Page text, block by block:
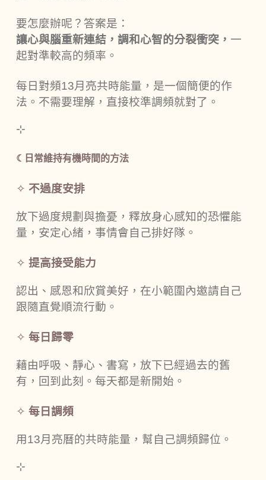
要怎麼辦呢？答案是：
讓心與腦重新連結，調和心智的分裂衝突， 一
起對準較高的頻率。
每日對頻13月亮共時能量，是一個簡便的作
法。不需要理解，直接校準調頻就對了。
⊹
☾日常維持有機時間的方法
✧ 不過度安排
放下過度規劃與擔憂，釋放身心感知的恐懼能
量，安定心緒，事情會自己排好隊。
✧ 提高接受能力
認出、感恩和欣賞美好，在小範圍內邀請自己
跟隨直覺順流行動。
✧ 每日歸零
藉由呼吸、靜心、書寫，放下已經過去的舊
有，回到此刻。每天都是新開始。
✧ 每日調頻
用13月亮曆的共時能量，幫自己調頻歸位。
⊹